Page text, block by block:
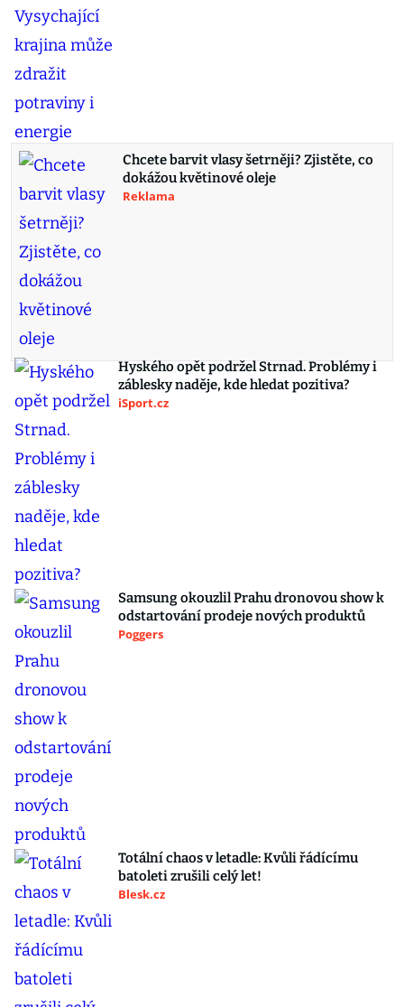
Chcete barvit vlasy šetrněji? Zjistěte, co
dokážou květinové oleje
Reklama
Hyského opět podržel Strnad. Problémy i
záblesky naděje, kde hledat pozitiva?
iSport.cz
Samsung okouzlil Prahu dronovou show k
odstartování prodeje nových produktů
Poggers
Totální chaos v letadle: Kvůli řádícímu
batoleti zrušili celý let!
Blesk.cz